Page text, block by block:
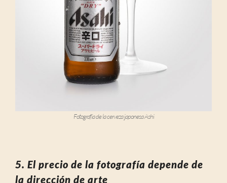
Fotografía de la cerveza japonesa Ashi
5. El precio de la fotografía depende de
la dirección de arte